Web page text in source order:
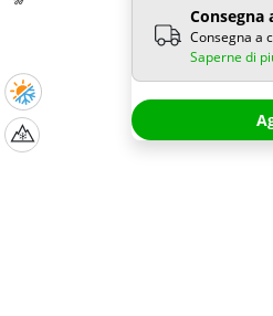
Consegna
Consegna a
Saperne di